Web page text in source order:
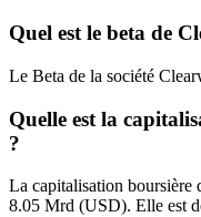
Quel est le beta de
Le Beta de la société
Quelle est la
?
La capitalisation boursière
8.05 Mrd (USD). Elle est